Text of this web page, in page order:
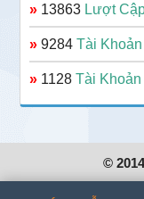
» 13863 Lượt
» 9284Tài
» 1128Tài
©